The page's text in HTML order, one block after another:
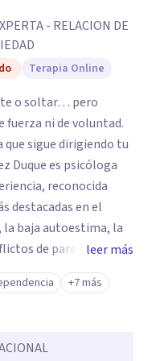
- RELACION DE
Terapia Online
o soltar… pero
fuerza ni de voluntad.
sigue dirigiendo tu
reconocida
destacadas en el
la baja autoestima, la
de pareja. Ha
países,
Su enfoque
lo origina. Su
regulación del
leer más
+7 más